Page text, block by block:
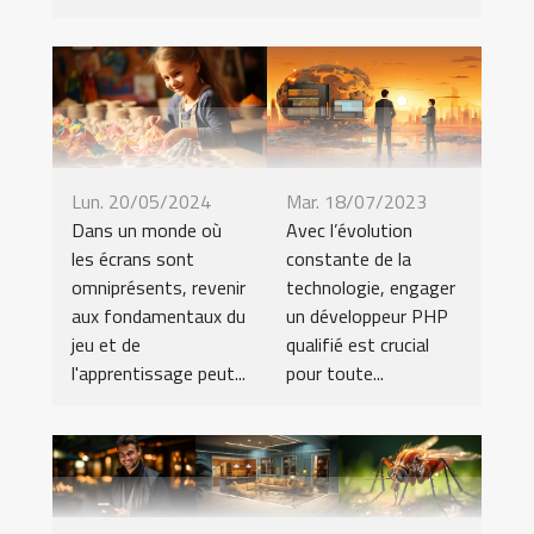
Lun. 20/05/2024
Dans un monde où
les écrans sont
omniprésents, revenir
aux fondamentaux du
jeu et de
l'apprentissage peut...
Mar. 18/07/2023
Avec l’évolution
constante de la
technologie, engager
un développeur PHP
qualifié est crucial
pour toute...